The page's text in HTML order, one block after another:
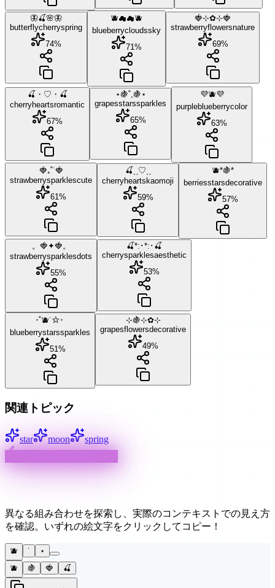
🦋🍒🌸🦋
butterflycherryspring
74%
🫐☁☁🫐
blueberrycloudssky
71%
🍓⊹✿⊹🍓
strawberryflowersnature
69%
🍒・♡・🍒
cherryheartsromantic
67%
⋆🍇˚,🍇⋆
grapesstarssparkles
65%
💜🫐💜
purpleblueberrycolor
63%
🍓₊˚˙🍓
strawberrysparklescute
61%
🍒ˎˏ♡ˎˏ
cherryhearts kaomoji
59%
🫐*🍇*
berriesstarsdecorative
57%
。🍓✦🍓。
strawberrysparklesdots
55%
🍒*:･*:･🍒
cherrysparklesaesthetic
53%
⋆˚🫐˙✩⋆
blueberrystarssparkles
51%
⊹🍇⊹✿⊹
grapesflowersdecorative
49%
関連トピック
star moon spring
異なる組み合わせを探索し、実際のコンテキストでの見え方
を確認。いずれの絵文字をクリックしてコピー！
🫐 ˙
⋆
🫐
🍇 🍓 🍒